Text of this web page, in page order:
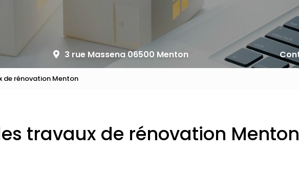
3 rue Massena 06500 Menton
de rénovation Menton
travaux de rénovation Menton